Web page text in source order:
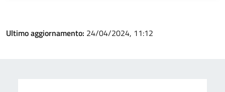
Ultimo aggiornamento: 24/04/2024, 11:12